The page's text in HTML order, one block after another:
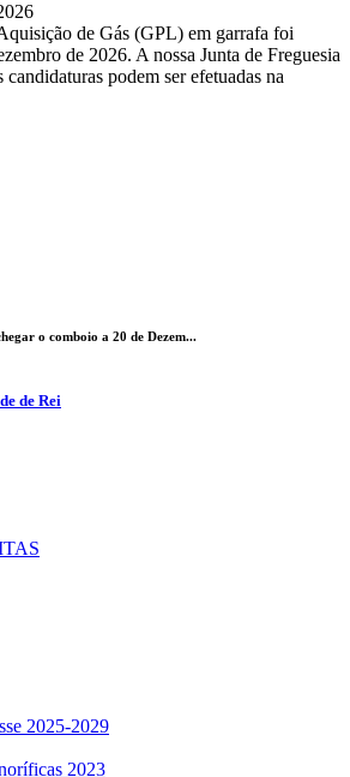
de Gás (GPL) em garrafa foi
de 2026. A nossa Junta de Freguesia
candidaturas podem ser efetuadas na
o comboio a 20 de Dezem...
de Rei